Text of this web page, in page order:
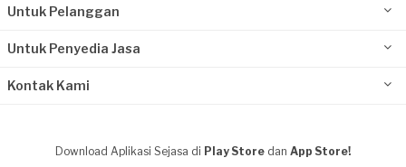
Untuk Pelanggan
Untuk Penyedia Jasa
Kontak Kami
Download Aplikasi Sejasa di Play Store dan App Store!